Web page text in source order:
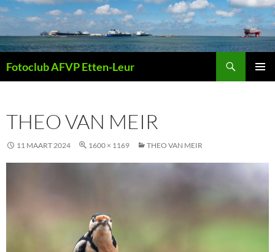
Ga
naar
de
inhoud
Fotoclub AFVP Etten-Leur
THEO VAN MEIR
11 MAART 2024 1600 × 1169 THEO VAN MEIR